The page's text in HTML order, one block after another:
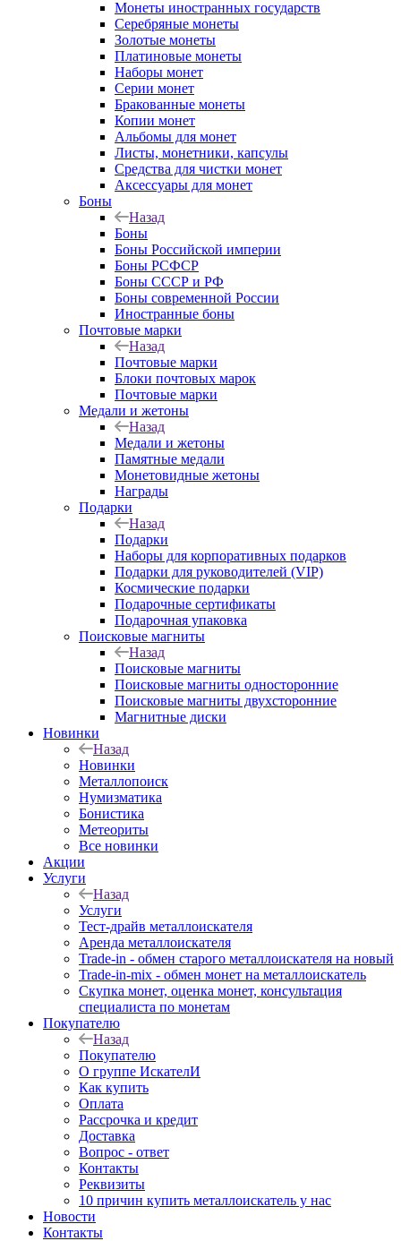
Монеты иностранных государств
Серебряные монеты
Золотые монеты
Платиновые монеты
Наборы монет
Серии монет
Бракованные монеты
Копии монет
Альбомы для монет
Листы, монетники, капсулы
Средства для чистки монет
Аксессуары для монет
Боны
Назад
Боны
Боны Российской империи
Боны РСФСР
Боны СССР и РФ
Боны современной России
Иностранные боны
Почтовые марки
Назад
Почтовые марки
Блоки почтовых марок
Почтовые марки
Медали и жетоны
Назад
Медали и жетоны
Памятные медали
Монетовидные жетоны
Награды
Подарки
Назад
Подарки
Наборы для корпоративных подарков
Подарки для руководителей (VIP)
Космические подарки
Подарочные сертификаты
Подарочная упаковка
Поисковые магниты
Назад
Поисковые магниты
Поисковые магниты односторонние
Поисковые магниты двухсторонние
Магнитные диски
Новинки
Назад
Новинки
Металлопоиск
Нумизматика
Бонистика
Метеориты
Все новинки
Акции
Услуги
Назад
Услуги
Тест-драйв металлоискателя
Аренда металлоискателя
Trade-in - обмен старого металлоискателя на новый
Trade-in-mix - обмен монет на металлоискатель
Скупка монет, оценка монет, консультация
специалиста по монетам
Покупателю
Назад
Покупателю
О группе ИскателИ
Как купить
Оплата
Рассрочка и кредит
Доставка
Вопрос - ответ
Контакты
Реквизиты
10 причин купить металлоискатель у нас
Новости
Контакты